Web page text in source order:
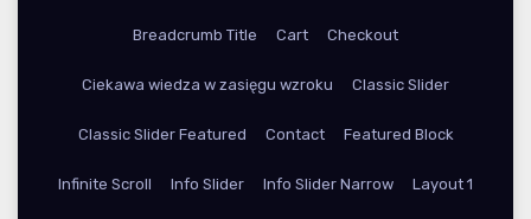
Breadcrumb Title Cart Checkout
Ciekawa wiedza w zasięgu wzroku Classic Slider
Classic Slider Featured Contact Featured Block
Infinite Scroll Info Slider Info Slider Narrow Layout 1